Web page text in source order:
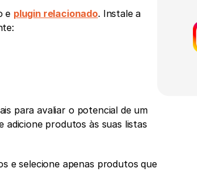
e plugin relacionado. Instale a
para avaliar o potencial de um
adicione produtos às suas listas
e selecione apenas produtos que